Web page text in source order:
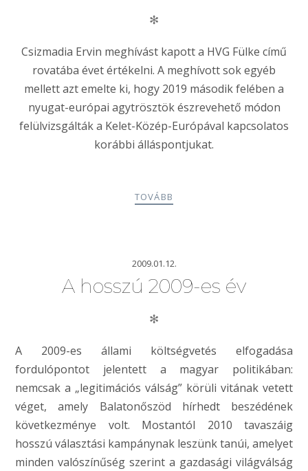
✻
Csizmadia Ervin meghívást kapott a HVG Fülke című
rovatába évet értékelni. A meghívott sok egyéb
mellett azt emelte ki, hogy 2019 második felében a
nyugat-európai agytrösztök észrevehető módon
felülvizsgálták a Kelet-Közép-Európával kapcsolatos
korábbi álláspontjukat.
TOVÁBB
2009.01.12.
A hosszú 2009-es év
✻
A 2009-es állami költségvetés elfogadása
fordulópontot jelentett a magyar politikában:
nemcsak a „legitimációs válság” körüli vitának vetett
véget, amely Balatonőszöd hírhedt beszédének
következménye volt. Mostantól 2010 tavaszáig
hosszú választási kampánynak leszünk tanúi, amelyet
minden valószínűség szerint a gazdasági világválság